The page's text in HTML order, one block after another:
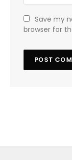
Save my
browser for